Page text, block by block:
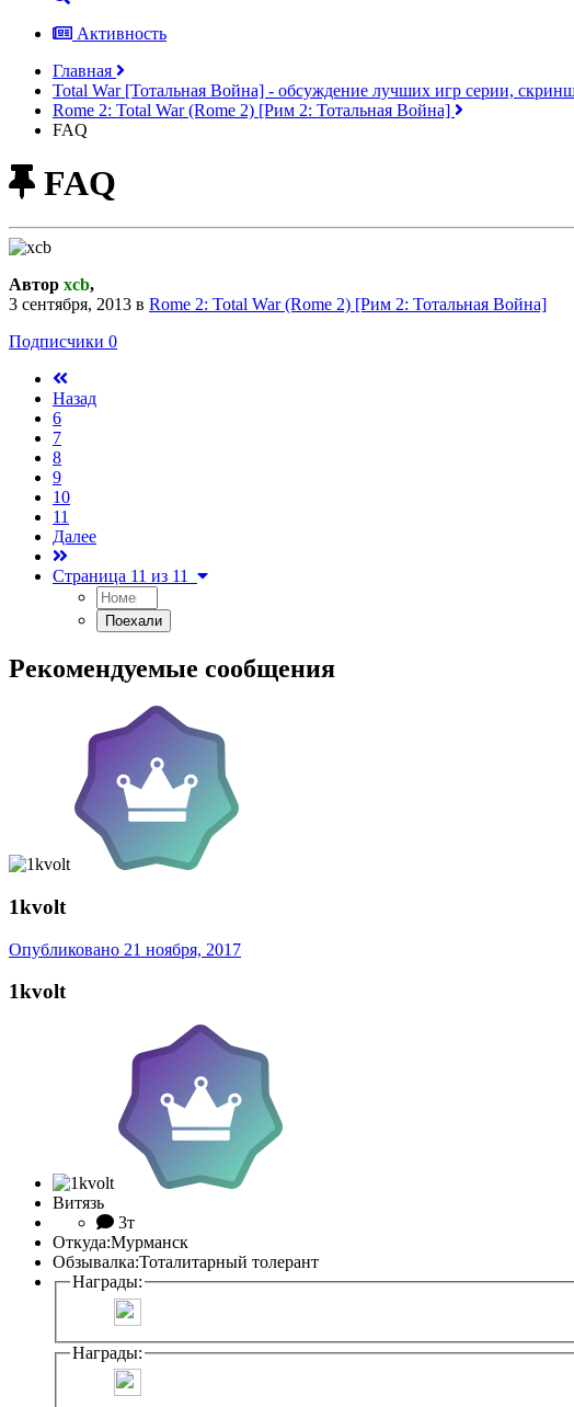
Активность
Главная
Total War [Тотальная Война] - обсуждение лучших игр серии,
Rome 2: Total War (Rome 2) [Рим 2: Тотальная Война]
FAQ
FAQ
Автор xcb,
3 сентября, 2013 в Rome 2: Total War (Rome 2) [Рим 2: Тотальная Война]
Подписчики 0
Назад
6
7
8
9
10
11
Далее
Страница 11 из 11
Рекомендуемые сообщения
1kvolt
Опубликовано 21 ноября, 2017
1kvolt
Витязь
3т
Откуда:Мурманск
Обзывалка:Тоталитарный толерант
Награды:
Награды: